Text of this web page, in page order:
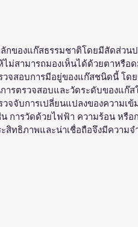
ลักของแก๊สธรรมชาติโดยมีสัดส่ว
ม่สามารถมองเห็นได้ด้วยตาหรือ
วจสอบการมีอยู่ของแก๊สชนิดนี้ โด
ารตรวจสอบและวัดระดับของแก๊
วจจับการเปลี่ยนแปลงของความเ
การวัดด้วยไฟฟ้า ความร้อน หรือ
สิทธิภาพและน่าเชื่อถือจึงมีความจ